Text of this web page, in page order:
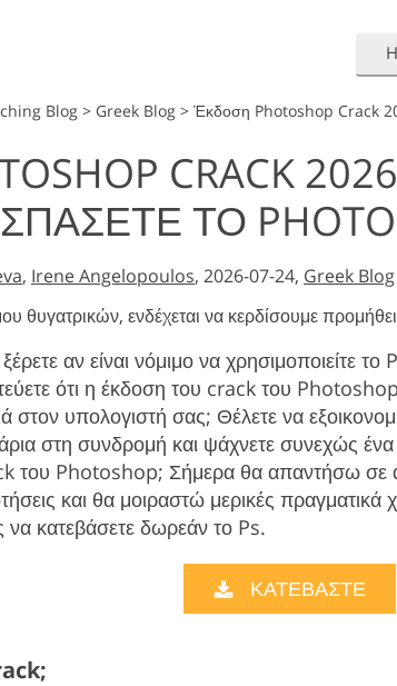
Portrait Retouching
Wedding Photo Editing
Product Photo Editing
Lightroom Presets
Entire LR Preset
Collections
Best Deal Presets
Blog > Greek Blog > Έκδοση Photoshop Crack
CRACK
ΤΟ
, Irene Angelopoulos, 2026-07-24, Greek Blog
θυγατρικών, ενδέχεται να κερδίσουμε
αν είναι νόμιμο να χρησιμοποιείτε
ότι η έκδοση του crack του
στον υπολογιστή σας; Θέλετε να
στη συνδρομή και ψάχνετε συνεχώς ένα
του Photoshop; Σήμερα θα απαντήσω σε
και θα μοιραστώ μερικές πραγματικά
κατεβάσετε δωρεάν το Ps.
ΚΑΤΕΒΑΣΤΕ